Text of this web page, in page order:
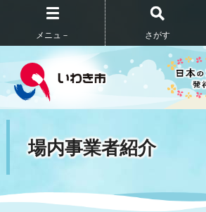
メニュ－ さがす
場内事業者紹介